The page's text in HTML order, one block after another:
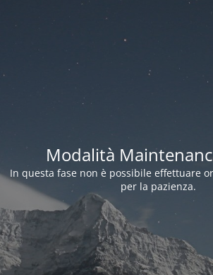
Modalità
In questa fase non è possibile effettuare
per la pazienza.